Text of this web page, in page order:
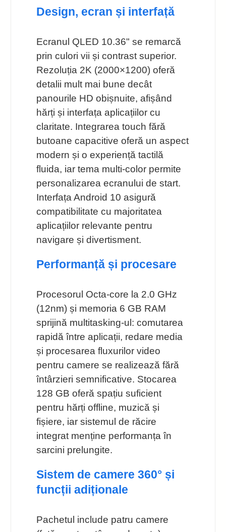
Design, ecran și interfață
Ecranul QLED 10.36" se remarcă
prin culori vii și contrast superior.
Rezoluția 2K (2000×1200) oferă
detalii mult mai bune decât
panourile HD obișnuite, afișând
hărți și interfața aplicațiilor cu
claritate. Integrarea touch fără
butoane capacitive oferă un aspect
modern și o experiență tactilă
fluida, iar tema multi-color permite
personalizarea ecranului de start.
Interfața Android 10 asigură
compatibilitate cu majoritatea
aplicațiilor relevante pentru
navigare și divertisment.
Performanță și procesare
Procesorul Octa-core la 2.0 GHz
(12nm) și memoria 6 GB RAM
sprijină multitasking-ul: comutarea
rapidă între aplicații, redare media
și procesarea fluxurilor video
pentru camere se realizează fără
întârzieri semnificative. Stocarea
128 GB oferă spațiu suficient
pentru hărți offline, muzică și
fișiere, iar sistemul de răcire
integrat menține performanța în
sarcini prelungite.
Sistem de camere 360° și
funcții adiționale
Pachetul include patru camere